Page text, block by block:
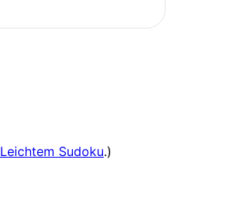
Leichtem Sudoku.)